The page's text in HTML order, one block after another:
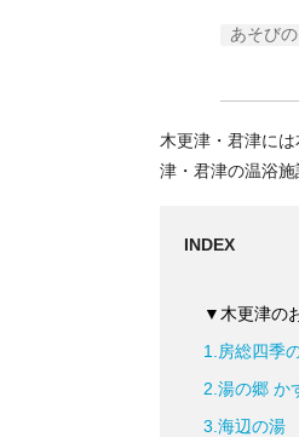
あそび
木更津・君津に
津・君津の温浴
INDEX
▼木更津の
1.房総四季
2.湯の郷 か
3.海辺の湯